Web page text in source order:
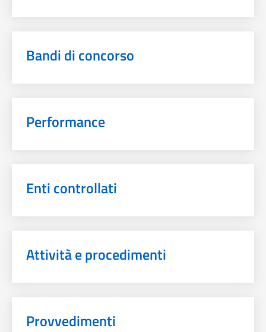
Bandi di concorso
Performance
Enti controllati
Attività e procedimenti
Provvedimenti